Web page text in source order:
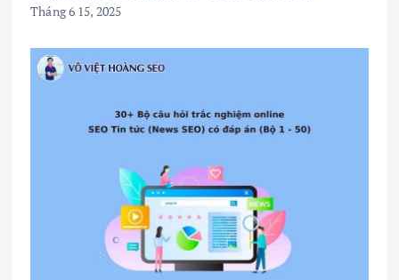
Tháng 6 15, 2025